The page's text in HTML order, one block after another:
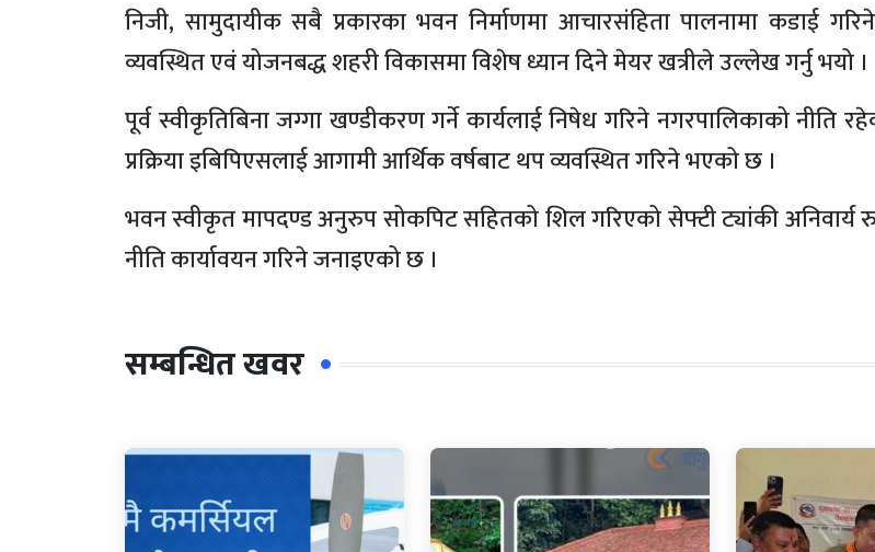
निजी, सामुदायीक सबै प्रकारका भवन निर्माणमा आचारसंहिता पालनामा कडाई
व्यवस्थित एवं योजनबद्ध शहरी विकासमा विशेष ध्यान दिने मेयर खत्रीले उल्लेख गर्नु भयो ।
पूर्व स्वीकृतिबिना जग्गा खण्डीकरण गर्ने कार्यलाई निषेध गरिने नगरपालिकाको नीति
प्रक्रिया इबिपिएसलाई आगामी आर्थिक वर्षबाट थप व्यवस्थित गरिने भएको छ ।
भवन स्वीकृत मापदण्ड अनुरुप सोकपिट सहितको शिल गरिएको सेफ्टी ट्यांकी अनिवार्य
नीति कार्यावयन गरिने जनाइएको छ ।
सम्बन्धित खवर